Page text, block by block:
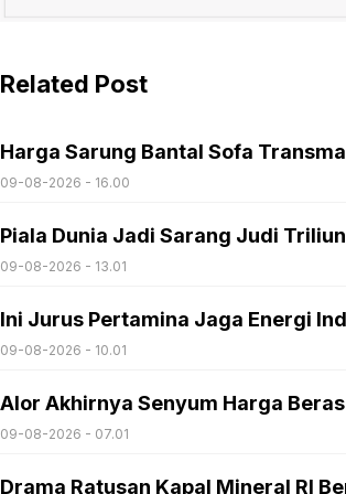
Related Post
Harga Sarung Bantal Sofa
09-08-2026 - 16.00
Piala Dunia Jadi Sarang Judi
09-08-2026 - 13.01
Ini Jurus Pertamina Jaga Energi
09-08-2026 - 10.01
Alor Akhirnya Senyum Harga Beras
09-08-2026 - 07.01
Drama Ratusan Kapal Mineral RI